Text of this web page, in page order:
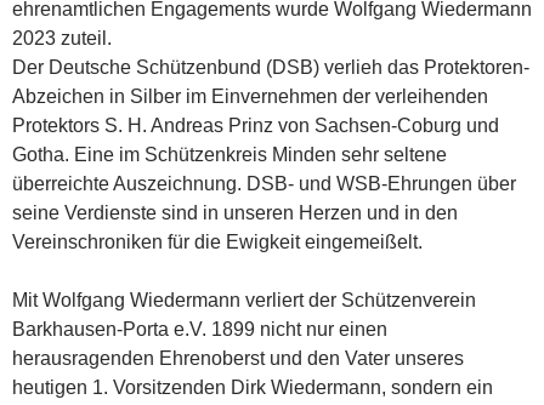
ehrenamtlichen Engagements wurde Wolfgang Wiedermann
2023 zuteil.
Der Deutsche Schützenbund (DSB) verlieh das Protektoren-
Abzeichen in Silber im Einvernehmen der verleihenden
Protektors S. H. Andreas Prinz von Sachsen-Coburg und
Gotha. Eine im Schützenkreis Minden sehr seltene
überreichte Auszeichnung. DSB- und WSB-Ehrungen über
seine Verdienste sind in unseren Herzen und in den
Vereinschroniken für die Ewigkeit eingemeißelt.
Mit Wolfgang Wiedermann verliert der Schützenverein
Barkhausen-Porta e.V. 1899 nicht nur einen
herausragenden Ehrenoberst und den Vater unseres
heutigen 1. Vorsitzenden Dirk Wiedermann, sondern ein